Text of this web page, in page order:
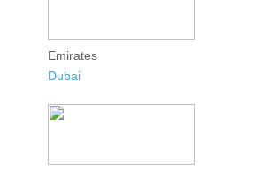
Emirates
Dubai